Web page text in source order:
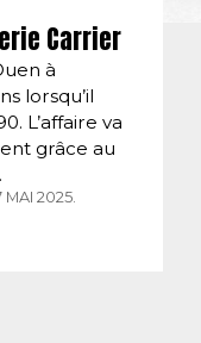
Carrier
à
lorsqu’il
L’affaire va
grâce au
2025.